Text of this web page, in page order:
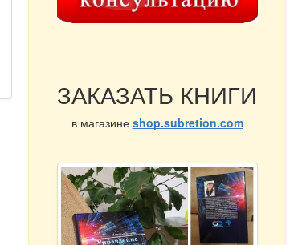
ЗАКАЗАТЬ КНИГИ
в магазине shop.subretion.com